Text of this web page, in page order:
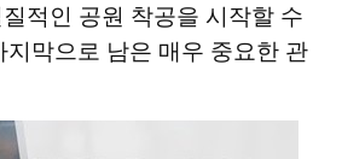
적인 공원 착공을 시작할 수
지막으로 남은 매우 중요한 관